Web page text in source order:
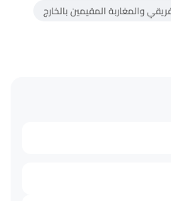
والمغاربة المقيمين بالخارج